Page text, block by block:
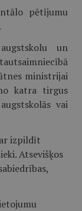
pētījumu
un
ministrijai
katra tirgus
vai
izpildīt
Atsevišķos